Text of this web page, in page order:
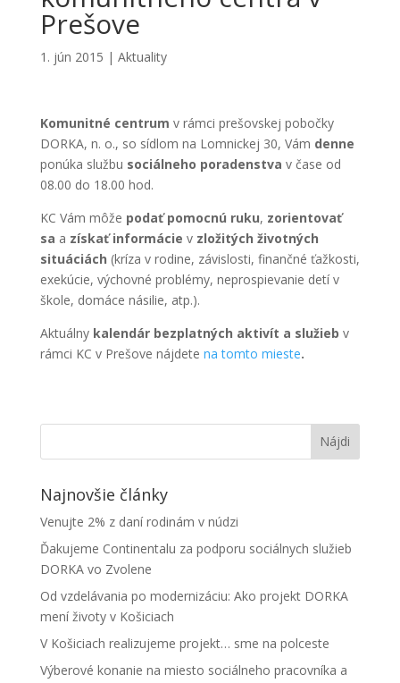
Prešove
1. jún 2015 | Aktuality
Komunitné centrum v rámci prešovskej pobočky
DORKA, n. o., so sídlom na Lomnickej 30, Vám denne
ponúka službu sociálneho poradenstva v čase od
08.00 do 18.00 hod.
KC Vám môže podať pomocnú ruku, zorientovať
sa a získať informácie v zložitých životných
situáciách (kríza v rodine, závislosti, finančné ťažkosti,
exekúcie, výchovné problémy, neprospievanie detí v
škole, domáce násilie, atp.).
Aktuálny kalendár bezplatných aktivít a služieb v
rámci KC v Prešove nájdete na tomto mieste.
Najnovšie články
Venujte 2% z daní rodinám v núdzi
Ďakujeme Continentalu za podporu sociálnych služieb
DORKA vo Zvolene
Od vzdelávania po modernizáciu: Ako projekt DORKA
mení životy v Košiciach
V Košiciach realizujeme projekt… sme na polceste
Výberové konanie na miesto sociálneho pracovníka a